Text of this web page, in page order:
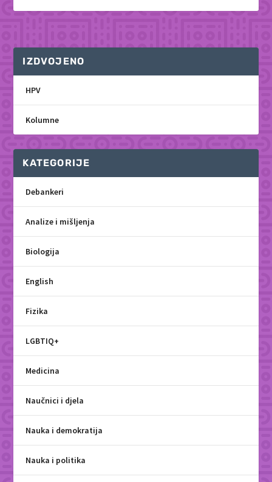
IZDVOJENO
HPV
Kolumne
KATEGORIJE
Debankeri
Analize i mišljenja
Biologija
English
Fizika
LGBTIQ+
Medicina
Naučnici i djela
Nauka i demokratija
Nauka i politika